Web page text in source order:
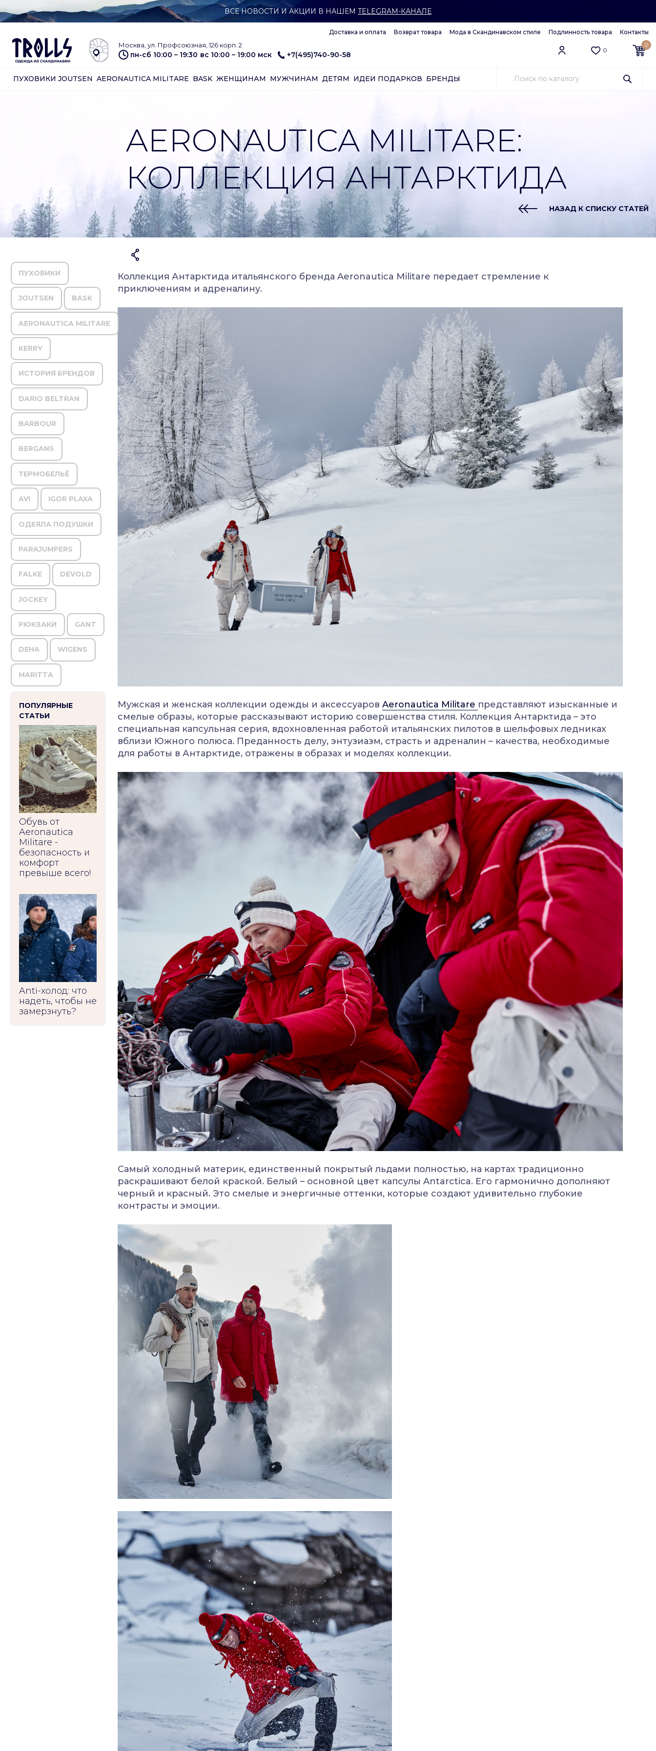
ВСЕ НОВОСТИ И АКЦИИ В НАШЕМ TELEGRAM-КАНАЛЕ
Доставка и оплата Возврат товара Мода в Скандинавском стиле Подлинность товара Контакты
Москва, ул. Профсоюзная, 126 корп. 2
пн-сб 10:00 – 19:30 вс 10:00 – 19:00 мск +7(495)740-90-58
0
0
ПУХОВИКИ JOUTSEN AERONAUTICA MILITARE BASK ЖЕНЩИНАМ МУЖЧИНАМ ДЕТЯМ ИДЕИ ПОДАРКОВ БРЕНДЫ
AERONAUTICA MILITARE:
КОЛЛЕКЦИЯ АНТАРКТИДА
НАЗАД К СПИСКУ СТАТЕЙ
ПУХОВИКИ
JOUTSEN BASK
AERONAUTICA MILITARE
KERRY
ИСТОРИЯ БРЕНДОВ
DARIO BELTRAN
BARBOUR
BERGANS
ТЕРМОБЕЛЬЁ
AVI IGOR PLAXA
ОДЕЯЛА ПОДУШКИ
PARAJUMPERS
FALKE DEVOLD
JOCKEY
РЮКЗАКИ GANT
DEHA WIGENS
MARITTA
ПОПУЛЯРНЫЕ
СТАТЬИ
Обувь от
Aeronautica
Militare -
безопасность и
комфорт
превыше всего!
Anti-холод: что
надеть, чтобы не
замерзнуть?
Коллекция Антарктида итальянского бренда Aeronautica Militare передает стремление к
приключениям и адреналину.
Мужская и женская коллекции одежды и аксессуаровAeronautica Militare представляют изысканные и
смелые образы, которые рассказывают историю совершенства стиля. Коллекция Антарктида – это
специальная капсульная серия, вдохновленная работой итальянских пилотов в шельфовых ледниках
вблизи Южного полюса. Преданность делу, энтузиазм, страсть и адреналин – качества, необходимые
для работы в Антарктиде, отражены в образах и моделях коллекции.
Самый холодный материк, единственный покрытый льдами полностью, на картах традиционно
раскрашивают белой краской. Белый – основной цвет капсулы Antarctica. Его гармонично дополняют
черный и красный. Это смелые и энергичные оттенки, которые создают удивительно глубокие
контрасты и эмоции.